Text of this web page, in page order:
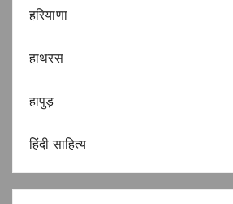
हरियाणा
हाथरस
हापुड़
हिंदी साहित्य